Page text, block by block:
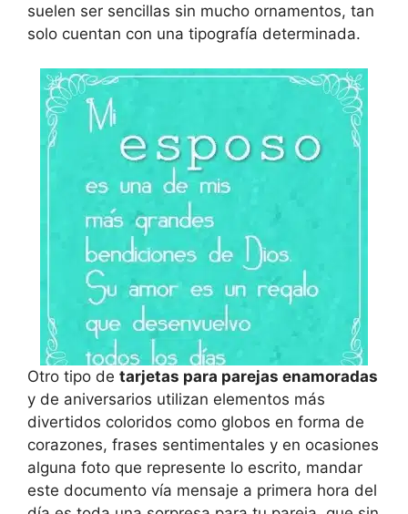
suelen ser sencillas sin mucho ornamentos, tan
solo cuentan con una tipografía determinada.
Otro tipo de tarjetas para parejas enamoradas
y de aniversarios utilizan elementos más
divertidos coloridos como globos en forma de
corazones, frases sentimentales y en ocasiones
alguna foto que represente lo escrito, mandar
este documento vía mensaje a primera hora del